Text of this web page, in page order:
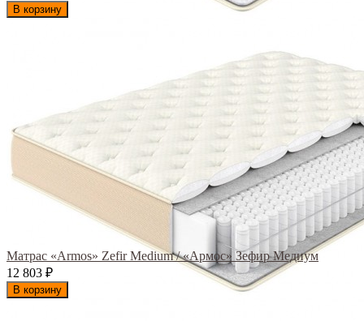
В корзину
Матрас «Armos» Zefir Medium / «Армос» Зефир Медиум
12 803 ₽
В корзину